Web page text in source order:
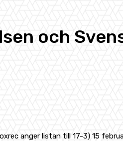
och
anger listan till 17-3) 15